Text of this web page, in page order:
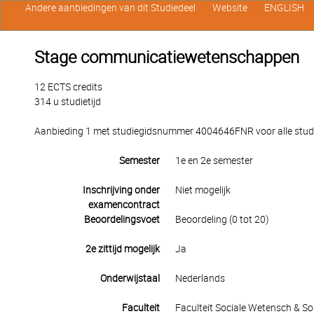
Stage communicatiewetenschappen
12 ECTS credits
314 u studietijd
Aanbieding 1 met studiegidsnummer 4004646FNR voor alle
Semester 1e en 2e semester
Inschrijving onder
examencontract
Niet mogelijk
Beoordelingsvoet Beoordeling (0 tot 20)
2e zittijd mogelijk Ja
Onderwijstaal Nederlands
Faculteit Faculteit Sociale Wetensch &
Andere aanbiedingen van dit Studiedeel Website ENGLISH